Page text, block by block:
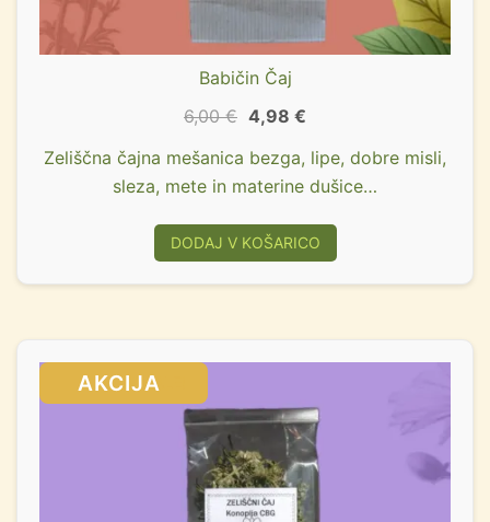
Babičin Čaj
6,00€ 4,98 €
Zeliščna čajna mešanica bezga, lipe, dobre misli,
sleza, mete in materine dušice…
DODAJ V KOŠARICO
SALE!